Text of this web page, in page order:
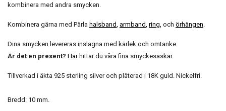
kombinera med andra smycken.
Kombinera gärna med Pärla halsband, armband, ring, och örhängen.
Dina smycken levereras inslagna med kärlek och omtanke.
Är det en present? Här hittar du våra fina smyckesaskar.
Tillverkad i äkta 925 sterling silver och pläterad i 18K guld. Nickelfri.
Bredd: 10 mm.